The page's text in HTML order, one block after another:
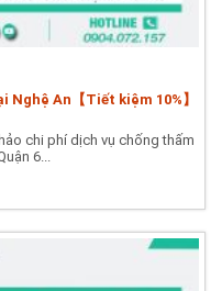
An【Tiết kiệm 10%】
chi phí dịch vụ chống thấm
6...